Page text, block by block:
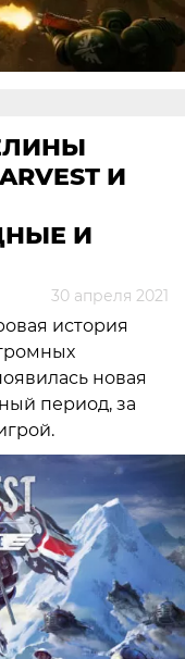
И
И
30 апреля 2021
история
новая
период, за